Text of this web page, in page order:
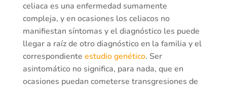
celiaca es una enfermedad sumamente
compleja, y en ocasiones los celiacos no
manifiestan síntomas y el diagnóstico les puede
llegar a raíz de otro diagnóstico en la familia y el
correspondiente estudio genético. Ser
asintomático no significa, para nada, que en
ocasiones puedan cometerse transgresiones de